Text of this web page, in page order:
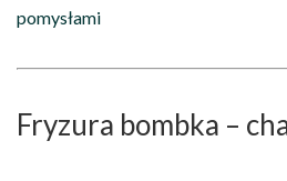
pomysłami
Fryzura bombka –